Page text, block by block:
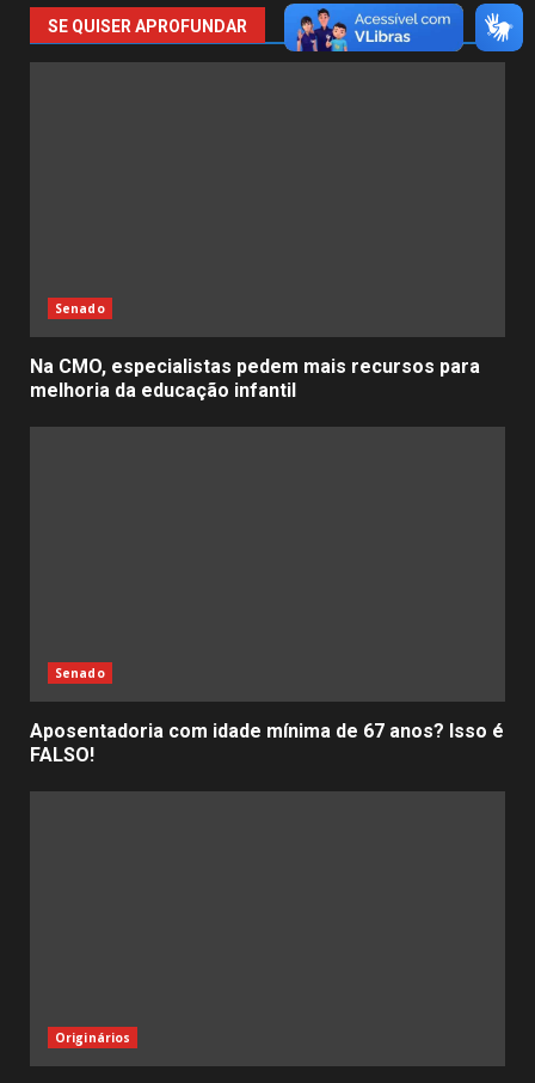
SE QUISER APROFUNDAR
Senado
Na CMO, especialistas pedem mais recursos para
melhoria da educação infantil
Senado
Aposentadoria com idade mínima de 67 anos? Isso é
FALSO!
Originários